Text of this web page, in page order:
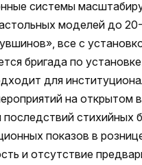
системы
моделей до
все с
бригада по
для
на открытом
последствий стихийных
показов в
и отсутствие